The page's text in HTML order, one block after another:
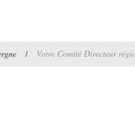
Votre Comité Directeur